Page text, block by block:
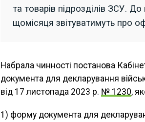
та товарів підрозділів ЗСУ.
щомісяця звітуватимуть про
Набрала чинності постанова
документа для декларування
від 17 листопада 2023 р. № 1230,
1) форму документа для